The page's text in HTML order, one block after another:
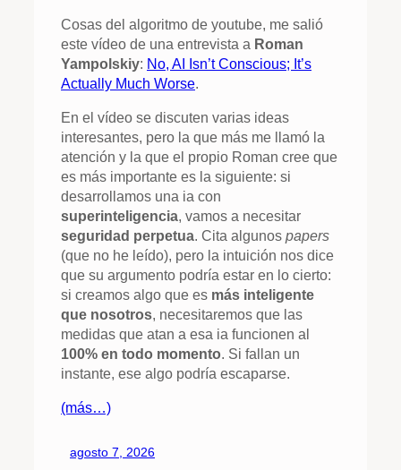
Cosas del algoritmo de youtube, me salió
este vídeo de una entrevista a Roman
Yampolskiy: No, AI Isn’t Conscious; It’s
Actually Much Worse.
En el vídeo se discuten varias ideas
interesantes, pero la que más me llamó la
atención y la que el propio Roman cree que
es más importante es la siguiente: si
desarrollamos una ia con
superinteligencia, vamos a necesitar
seguridad perpetua. Cita algunos papers
(que no he leído), pero la intuición nos dice
que su argumento podría estar en lo cierto:
si creamos algo que es más inteligente
que nosotros, necesitaremos que las
medidas que atan a esa ia funcionen al
100% en todo momento. Si fallan un
instante, ese algo podría escaparse.
(más…)
agosto 7, 2026